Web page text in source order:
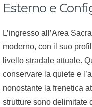
Esterno e
L’ingresso all’Area
moderno, con il suo
livello stradale attuale.
conservare la quiete e
nonostante la frenetica
strutture sono delimitate